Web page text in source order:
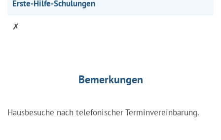
Erste-Hilfe-Schulungen
✗
Bemerkungen
Hausbesuche nach telefonischer Terminvereinbarung.